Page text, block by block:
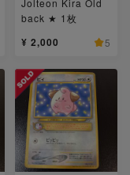
back ★ 1枚
¥ 2,000 5